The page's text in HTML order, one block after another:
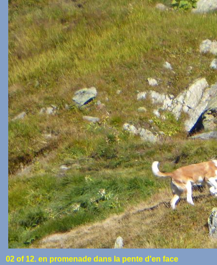
02 of 12. en promenade dans la pente d'en face